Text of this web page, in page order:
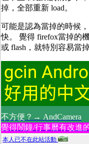
掉，全部重新 load。
可能是認為當掉的時候
快。 覺得 firefox當掉的
或 flash，就特別容易當掉
不方便？→ AndCamera
覺得鬧鐘/行事曆有改進
本人已不在此站活動